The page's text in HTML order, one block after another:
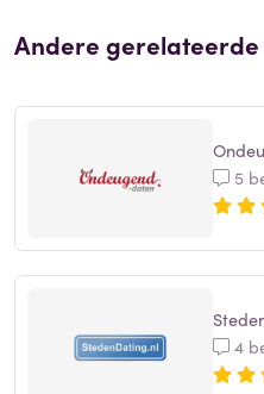
Andere
5
4